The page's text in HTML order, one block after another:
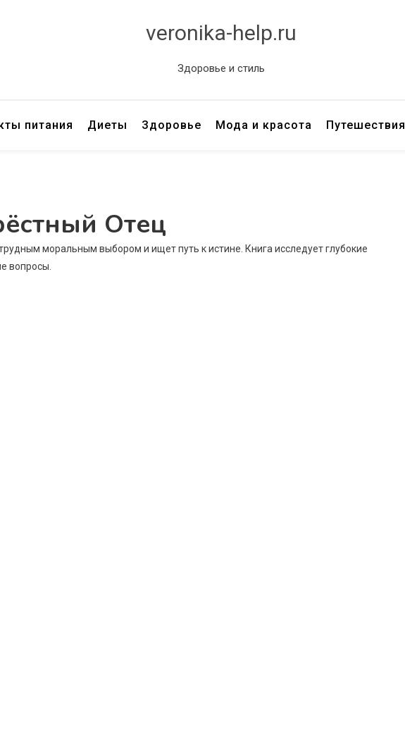
veronika-help.ru
Здоровье и стиль
питания Диеты Здоровье Мода и красота Путешествия
Отец
моральным выбором и ищет путь к истине. Книга исследует глубокие
вопросы.